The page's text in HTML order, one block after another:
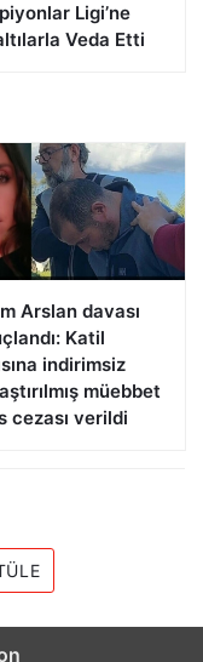
Ligi’ne
Veda Etti
Arslan davası
Katil
indirimsiz
müebbet
cezası verildi